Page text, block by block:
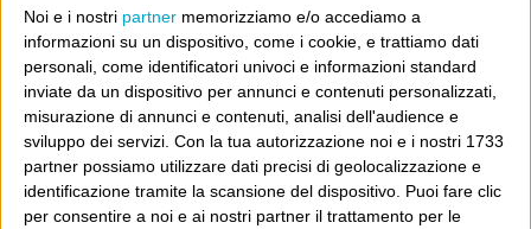
Noi e i nostri partner memorizziamo e/o accediamo a
informazioni su un dispositivo, come i cookie, e trattiamo dati
personali, come identificatori univoci e informazioni standard
inviate da un dispositivo per annunci e contenuti personalizzati,
misurazione di annunci e contenuti, analisi dell'audience e
sviluppo dei servizi. Con la tua autorizzazione noi e i nostri 1733
partner possiamo utilizzare dati precisi di geolocalizzazione e
identificazione tramite la scansione del dispositivo. Puoi fare clic
per consentire a noi e ai nostri partner il trattamento per le
particolare, è un’istituzione per i Boston Red Sox di
baseball: viene sempre cantata da tutti tra l’ottavo...
Continua